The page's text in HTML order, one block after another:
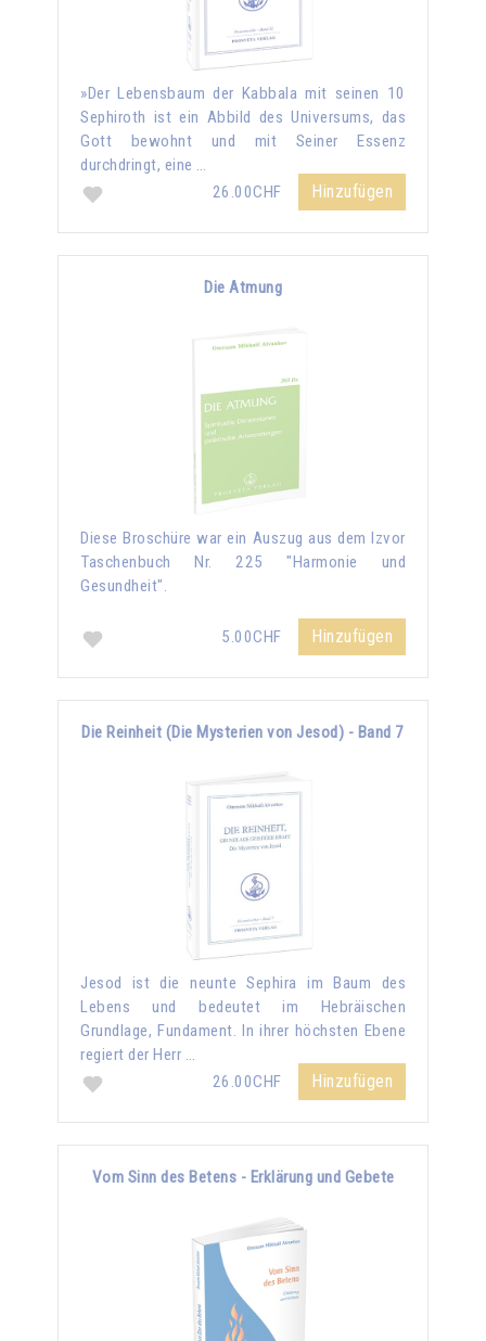
»Der Lebensbaum der Kabbala mit seinen 10
Sephiroth ist ein Abbild des Universums, das
Gott bewohnt und mit Seiner Essenz
durchdringt, eine …
26.00CHF
Hinzufügen
Die Atmung
Diese Broschüre war ein Auszug aus dem Izvor
Taschenbuch Nr. 225 "Harmonie und
Gesundheit".
5.00CHF Hinzufügen
Die Reinheit (Die Mysterien von Jesod) - Band 7
Jesod ist die neunte Sephira im Baum des
Lebens und bedeutet im Hebräischen
Grundlage, Fundament. In ihrer höchsten Ebene
regiert der Herr …
26.00CHF
Hinzufügen
Vom Sinn des Betens - Erklärung und Gebete